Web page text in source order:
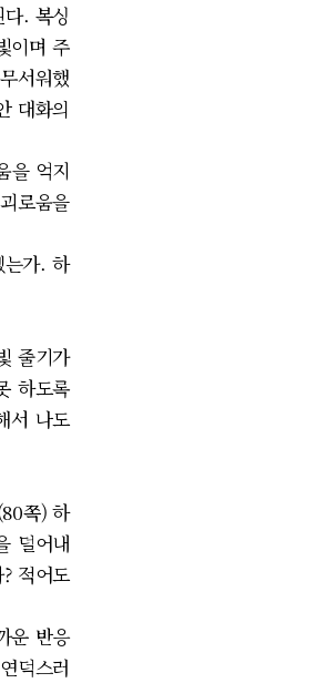
. 복싱
이며 주
서워했
대화의
을 억지
로움을
는가. 하
줄기가
하도록
서 나도
쪽) 하
덜어내
적어도
운 반응
덕스러